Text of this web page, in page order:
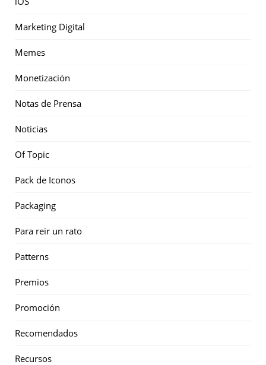
Marketing Digital
Memes
Monetización
Notas de Prensa
Noticias
Of Topic
Pack de Iconos
Packaging
Para reir un rato
Patterns
Premios
Promoción
Recomendados
Recursos